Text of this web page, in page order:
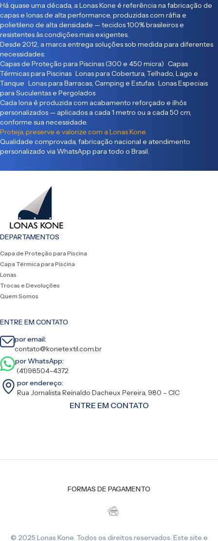
Há quase uma década, a Lonas Kone é referência na fabricação de
capas e lonas de alta performance, produzidas com ráfia e
polietileno de alta densidade — tecidos 100% brasileiros e
resistentes às condições mais exigentes.
Desde 2012, a marca entrega soluções sob medida para diferentes
necessidades:
Capas de Proteção para Piscinas (300 e 450 micra) Capas
Térmicas para Piscinas Lonas para Cobertura, Telhado, Lago e
Tanque Lonas para Barracas, Camping e Estufas Lonas Especiais
para Suculentas e Pergolados
Cada lona é produzida com acabamento reforçado e ilhós
personalizados — aplicados a cada 1 metro ou a cada 50 cm,
conforme sua necessidade.
Proteja, preserve e valorize com a Lonas Kone.
Qualidade comprovada, fabricação nacional e atendimento
personalizado via WhatsApp para todo o Brasil.
DEPARTAMENTOS
Capa de Proteção para Piscina
Capa Térmica para Piscina
Lonas
Trocas e Devoluções
Quem Somos
ENTRE EM CONTATO
por email:
contato@konetextil.com.br
por WhatsApp:
(41)98504-4372
por endereço:
Rua Jornalista Reinaldo Dacheux Pereira, 980 – CIC
ENTRE EM CONTATO
FORMAS DE PAGAMENTO
© 2025 Lonas Kone. Todos os direitos reservados. Este site e